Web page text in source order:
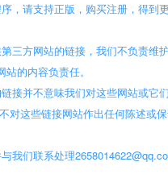
，请支持正版，购买注册，得到
三方网站的链接，我们不负责维
的内容负责任。
接并不意味我们对这些网站或它
对这些链接网站作出任何陈述或
我们联系处理